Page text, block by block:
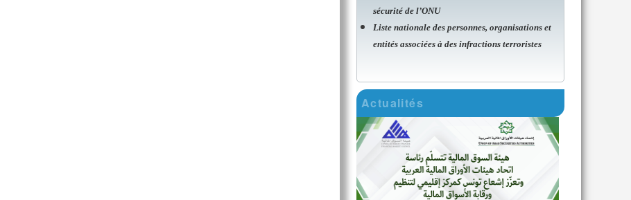
sécurité de l’ONU
Liste nationale des personnes, organisations et
entités associées à des infractions terroristes
Actualités